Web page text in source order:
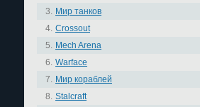
3. Мир танков
4. Crossout
5. Mech Arena
6. Warface
7. Мир кораблей
8. Stalcraft